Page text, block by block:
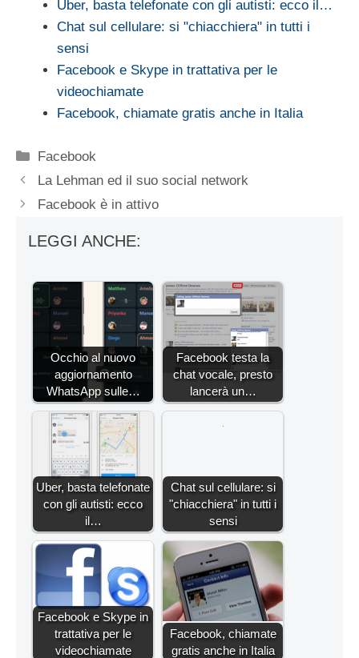
Uber, basta telefonate con gli autisti: ecco il…
Chat sul cellulare: si "chiacchiera" in tutti i
sensi
Facebook e Skype in trattativa per le
videochiamate
Facebook, chiamate gratis anche in Italia
Categorie
Facebook
La Lehman ed il suo social network
Facebook è in attivo
LEGGI ANCHE:
Occhio al nuovo
aggiornamento
WhatsApp sulle…
Facebook testa la
chat vocale, presto
lancerà un…
Uber, basta telefonate
con gli autisti: ecco
il…
Chat sul cellulare: si
"chiacchiera" in tutti i
sensi
Facebook e Skype in
trattativa per le
videochiamate
Facebook, chiamate
gratis anche in Italia